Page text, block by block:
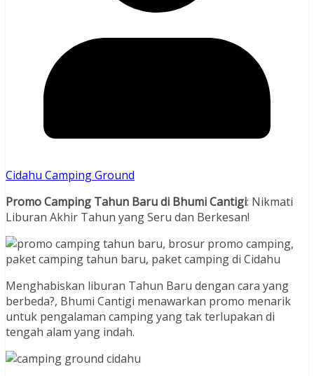
Cidahu Camping Ground
Promo Camping Tahun Baru di Bhumi Cantigi: Nikmati
Liburan Akhir Tahun yang Seru dan Berkesan!
Menghabiskan liburan Tahun Baru dengan cara yang
berbeda?, Bhumi Cantigi menawarkan promo menarik
untuk pengalaman camping yang tak terlupakan di
tengah alam yang indah.